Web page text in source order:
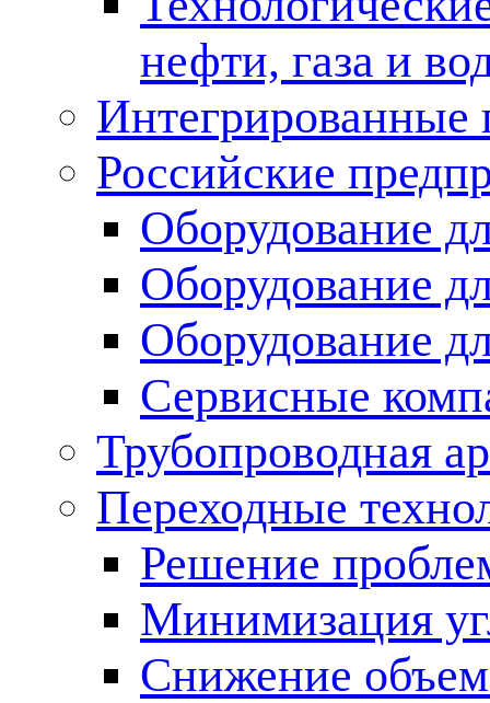
нефти, газа и
Российские
Оборудование
Оборудование
Оборудование
Сервисные
Трубопроводная
Переходные
Решение
Минимизация
Снижение